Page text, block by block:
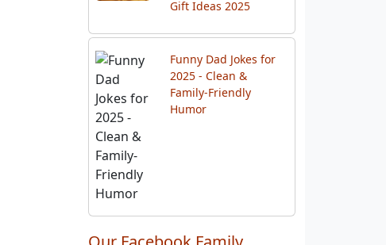
Hampers & Festival
Funny Dad Jokes for
2025 - Clean &
Family-Friendly